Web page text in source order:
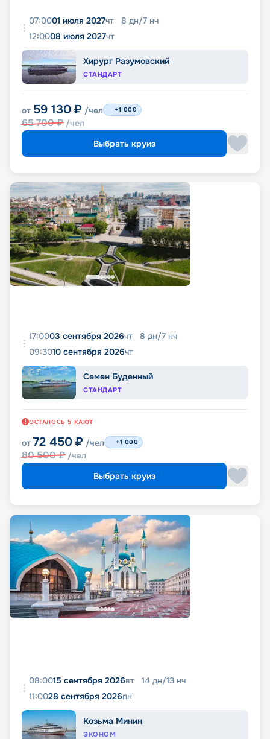
07:0001 июля 2027чт 8 дн/7 нч
12:0008 июля 2027чт
Хирург Разумовский
СТАНДАРТ
от 59 130 ₽ /чел
65 700₽ /чел
+1 000
Выбрать круиз
17:0003 сентября 2026чт 8 дн/7 нч
09:3010 сентября 2026чт
Семен Буденный
СТАНДАРТ
ОСТАЛОСЬ 5 КАЮТ
от 72 450 ₽ /чел
80 500₽ /чел
+1 000
Выбрать круиз
08:0015 сентября 2026вт 14 дн/13 нч
11:0028 сентября 2026пн
Козьма Минин
ЭКОНОМ